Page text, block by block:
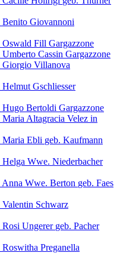
Benito Giovannoni
Oswald Fill Gargazzone
Umberto Cassin Gargazzone
Giorgio Villanova
Helmut Gschliesser
Hugo Bertoldi Gargazzone
Maria Altagracia Velez in
Maria Ebli geb. Kaufmann
Helga Wwe. Niederbacher
Anna Wwe. Berton geb. Faes
Valentin Schwarz
Rosi Ungerer geb. Pacher
Roswitha Preganella